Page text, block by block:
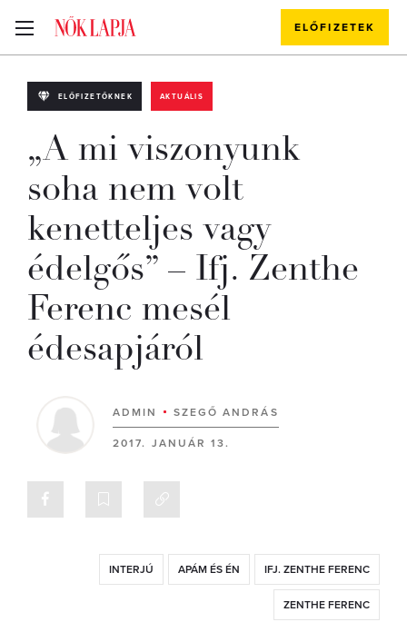
ELŐFIZETEK
ELŐFIZETŐKNEK AKTUÁLIS
„A mi viszonyunk
soha nem volt
kenetteljes vagy
édelgős” – Ifj. Zenthe
Ferenc mesél
édesapjáról
ADMIN SZEGŐ ANDRÁS
2017. JANUÁR 13.
INTERJÚ APÁM ÉS ÉN IFJ. ZENTHE FERENC
ZENTHE FERENC